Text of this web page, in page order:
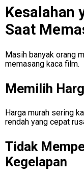
Kesalahan
Saat
Masih banyak orang
memasang kaca film.
Memilih
Harga murah sering
rendah yang cepat
Tidak
Kegelapan